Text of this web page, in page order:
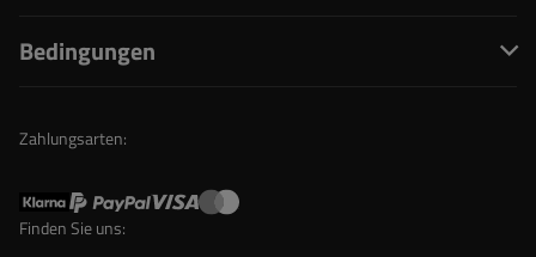
Bedingungen
Zahlungsarten:
Finden Sie uns: